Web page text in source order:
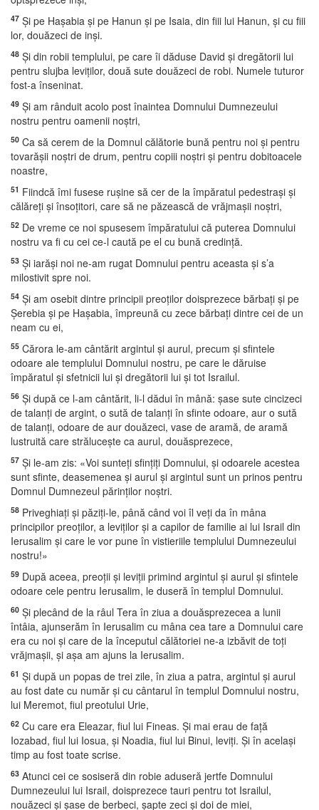
47 Şi pe Haşabia şi pe Hanun şi pe Isaia, din fiii lui Hanun, şi cu fiii
lor, douăzeci de inşi.
48 Şi din robii templului, pe care îi dăduse David şi dregătorii lui
pentru slujba leviţilor, două sute douăzeci de robi. Numele tuturor
fost-a înseninat.
49 Şi am rânduit acolo post înaintea Domnului Dumnezeului
nostru pentru oamenii noştri,
50 Ca să cerem de la Domnul călătorie bună pentru noi şi pentru
tovarăşii noştri de drum, pentru copiii noştri şi pentru dobitoacele
noastre,
51 Fiindcă îmi fusese ruşine să cer de la împăratul pedestraşi şi
călăreţi şi însoţitori, care să ne păzească de vrăjmaşii noştri,
52 De vreme ce noi spusesem împăratului că puterea Domnului
nostru va fi cu cei ce-l caută pe el cu bună credinţă.
53 Şi iarăşi noi ne-am rugat Domnului pentru aceasta şi s’a
milostivit spre noi.
54 Şi am osebit dintre principii preoţilor doisprezece bărbaţi şi pe
Şerebia şi pe Haşabia, împreună cu zece bărbaţi dintre cei de un
neam cu ei,
55 Cărora le-am cântărit argintul şi aurul, precum şi sfintele
odoare ale templului Domnului nostru, pe care le dăruise
împăratul şi sfetnicii lui şi dregătorii lui şi tot Israilul.
56 Şi după ce l-am cântărit, li-l dădui în mână: şase sute cincizeci
de talanţi de argint, o sută de talanţi în sfinte odoare, aur o sută
de talanţi, odoare de aur douăzeci, vase de aramă, de aramă
lustruită care străluceşte ca aurul, douăsprezece,
57 Şi le-am zis: «Voi sunteţi sfinţiţi Domnului, şi odoarele acestea
sunt sfinte, deasemenea şi aurul şi argintul sunt un prinos pentru
Domnul Dumnezeul părinţilor noştri.
58 Priveghiaţi şi păziţi-le, până când voi îl veţi da în mâna
principilor preoţilor, a leviţilor şi a capilor de familie ai lui Israil din
Ierusalim şi care le vor pune în vistieriile templului Dumnezeului
nostru!»
59 După aceea, preoţii şi leviţii primind argintul şi aurul şi sfintele
odoare cele pentru Ierusalim, le duseră în templul Domnului.
60 Şi plecând de la râul Tera în ziua a douăsprezecea a lunii
întâia, ajunserăm în Ierusalim cu mâna cea tare a Domnului care
era cu noi şi care de la începutul călătoriei ne-a izbăvit de toţi
vrăjmaşii, şi aşa am ajuns la Ierusalim.
61 Şi după un popas de trei zile, în ziua a patra, argintul şi aurul
au fost date cu număr şi cu cântarul în templul Domnului nostru,
lui Meremot, fiul preotului Urie,
62 Cu care era Eleazar, fiul lui Fineas. Şi mai erau de faţă
Iozabad, fiul lui Iosua, şi Noadia, fiul lui Binui, leviţi. Şi în acelaşi
timp au fost toate scrise.
63 Atunci cei ce sosiseră din robie aduseră jertfe Domnului
Dumnezeului lui Israil, doisprezece tauri pentru tot Israilul,
nouăzeci şi şase de berbeci, şapte zeci şi doi de miei,